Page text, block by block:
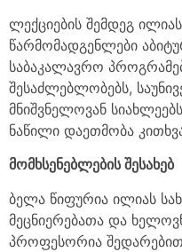
ლექციების შემდეგ
წარმომადგენლები
საბაკალავრო
შესაძლებლობებს,
მნიშვნელოვან
ნაწილი დაეთმობა
მომხსენებლების შესახებ
ბელა წიფურია ილიას
მეცნიერებათა და
პროფესორია